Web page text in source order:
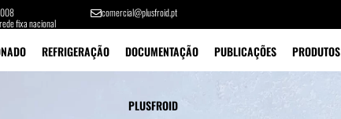
fixa nacional
comercial@plusfroid.pt
REFRIGERAÇÃO DOCUMENTAÇÃO PUBLICAÇÕES PRODUTOS
PLUSFROID